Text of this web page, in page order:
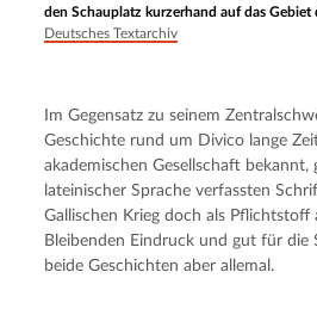
den Schauplatz kurzerhand auf das Gebiet
Deutsches Textarchiv
Im Gegensatz zu seinem
Geschichte rund um Divico lange
akademischen Gesellschaft bekannt,
lateinischer Sprache verfassten
Gallischen Krieg doch als Pflichtstoff
Bleibenden Eindruck und gut für die
beide Geschichten aber allemal.